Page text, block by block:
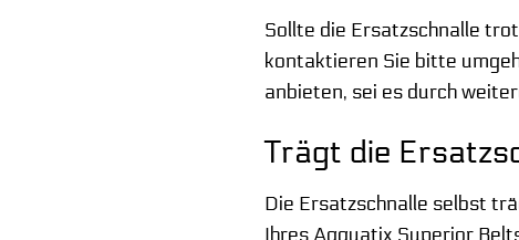
Sollte die Ersatzschnalle
kontaktieren Sie bitte
anbieten, sei es durch
Trägt die
Die Ersatzschnalle selbst
Ihres Aqquatix Superior